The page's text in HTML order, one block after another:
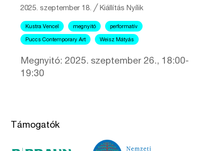
2025. szeptember 18. ╱Kiállítás Nyílik
Kustra Vencel megnyitó performatív
Puccs Contemporary Art Weisz Mátyás
Megnyitó: 2025. szeptember 26., 18:00-
19:30
Támogatók